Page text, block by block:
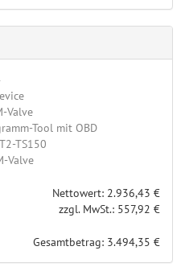
Valve
Tool mit OBD
TS150
Valve
Nettowert: 2.936,43 €
zzgl. MwSt.: 557,92 €
Gesamtbetrag: 3.494,35 €